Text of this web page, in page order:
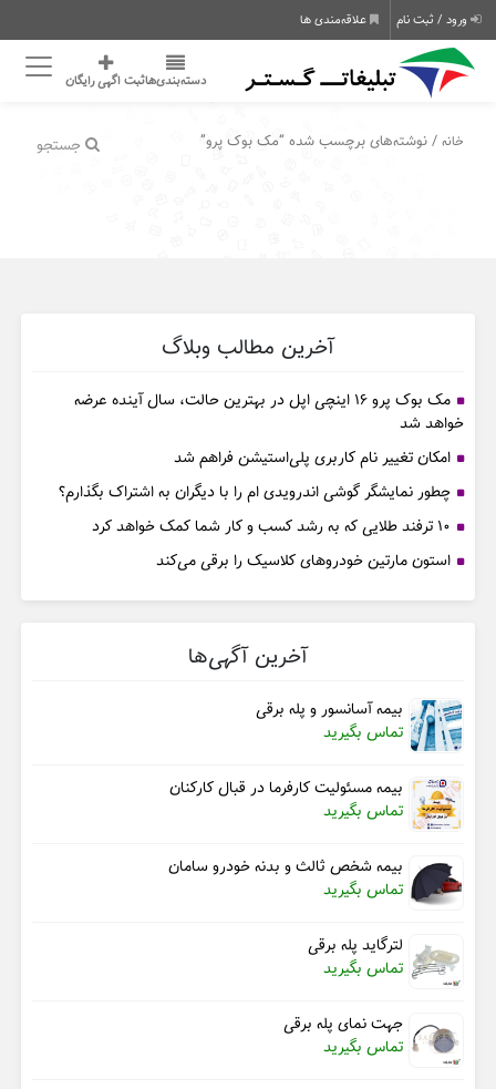
ورود / ثبت نام علاقه‌مندی ها
دسته‌بندی‌هاثبت اگهی رایگان
جستجو خانه / نوشته‌های برچسب شده “مک بوک پرو”
آخرین مطالب وبلاگ
مک بوک پرو ۱۶ اینچی اپل در بهترین حالت، سال آینده عرضه
خواهد شد
امکان تغییر نام کاربری پلی‌استیشن فراهم شد
چطور نمایشگر گوشی اندرویدی ام را با دیگران به اشتراک بگذارم؟
۱۰ ترفند طلایی که به رشد کسب و کار شما کمک خواهد کرد
استون مارتین خودروهای کلاسیک را برقی می‌کند
آخرین آگهی‌ها
بیمه آسانسور و پله برقی
تماس بگیرید
بیمه مسئولیت کارفرما در قبال کارکنان
تماس بگیرید
بیمه شخص ثالث و بدنه خودرو سامان
تماس بگیرید
لترگاید پله برقی
تماس بگیرید
جهت نمای پله برقی
تماس بگیرید